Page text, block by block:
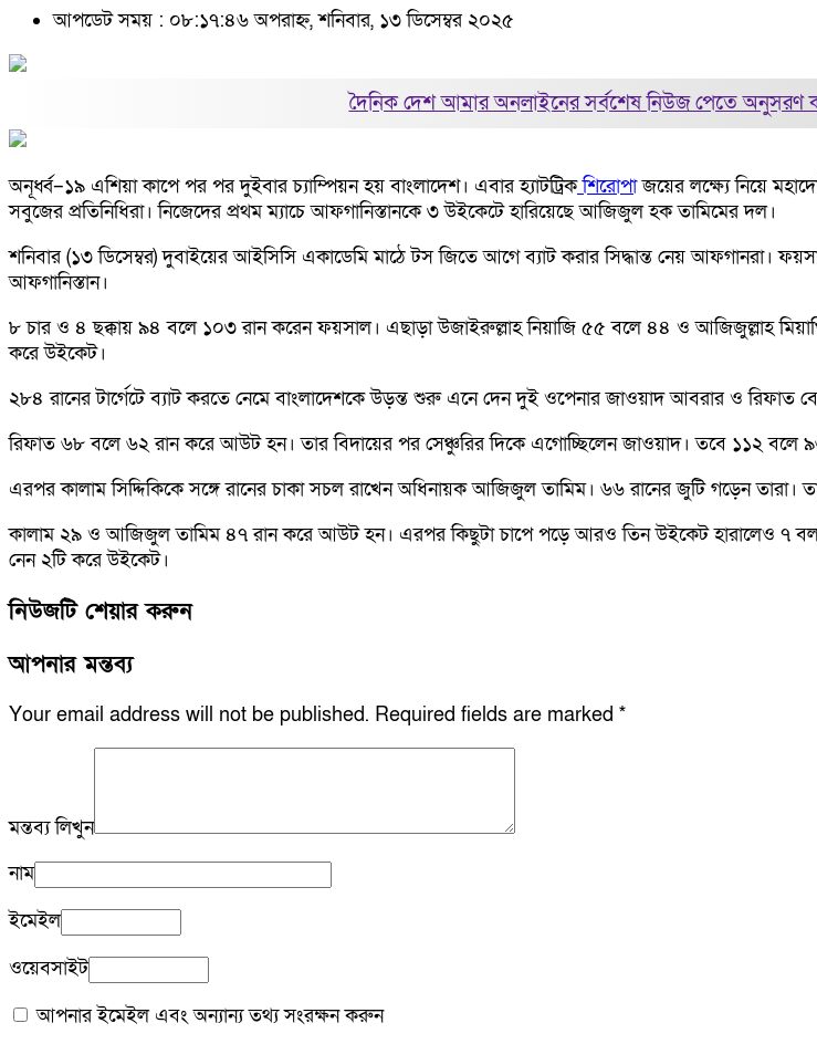
আপডেট সময় : ০৮:১৭:৪৬ অপরাহ্ন, শনিবার, ১৩ ডিসেম্বর ২০২৫
দৈনিক দেশ আমার অনলাইনের সর্বশেষ নিউজ পেতে
অনূর্ধ্ব–১৯ এশিয়া কাপে পর পর দুইবার চ্যাম্পিয়ন হয় বাংলাদেশ। এবার হ্যাটট্রিকশিরোপাজয়ের লক্ষ্যে নিয়ে
সবুজের প্রতিনিধিরা। নিজেদের প্রথম ম্যাচে আফগানিস্তানকে ৩ উইকেটে হারিয়েছে আজিজুল হক তামিমের দল।
শনিবার (১৩ ডিসেম্বর) দুবাইয়ের আইসিসি একাডেমি মাঠে টস জিতে আগে ব্যাট করার সিদ্ধান্ত নেয় আফগানরা।
আফগানিস্তান।
৮ চার ও ৪ ছক্কায় ৯৪ বলে ১০৩ রান করেন ফয়সাল। এছাড়া উজাইরুল্লাহ নিয়াজি ৫৫ বলে ৪৪ ও আজিজুল্লাহ
করে উইকেট।
২৮৪ রানের টার্গেটে ব্যাট করতে নেমে বাংলাদেশকে উড়ন্ত শুরু এনে দেন দুই ওপেনার জাওয়াদ আবরার ও
রিফাত ৬৮ বলে ৬২ রান করে আউট হন। তার বিদায়ের পর সেঞ্চুরির দিকে এগোচ্ছিলেন জাওয়াদ। তবে ১১২ বলে ৯৬
এরপর কালাম সিদ্দিকিকে সঙ্গে রানের চাকা সচল রাখেন অধিনায়ক আজিজুল তামিম। ৬৬ রানের জুটি গড়েন তারা।
কালাম ২৯ ও আজিজুল তামিম ৪৭ রান করে আউট হন। এরপর কিছুটা চাপে পড়ে আরও তিন উইকেট হারালেও ৭ বল
নেন ২টি করে উইকেট।
নিউজটি শেয়ার করুন
আপনার মন্তব্য
Your email address will not be published. Required fields are marked *
মন্তব্য লিখুন
নাম
ইমেইল
ওয়েবসাইট
আপনার ইমেইল এবং অন্যান্য তথ্য সংরক্ষন করুন